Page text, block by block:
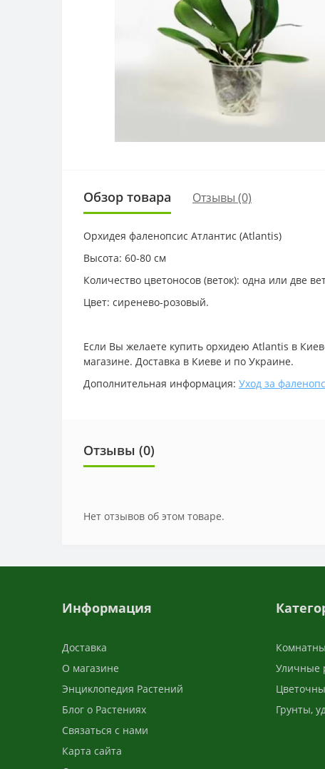
Обзор товара Отзывы (0)
Орхидея фаленопсис Атлантис (Atlantis)
Высота: 60-80 см
Количество цветоносов (веток): одна или две
Цвет: сиренево-розовый.
Если Вы желаете купить орхидею Atlantis в
магазине. Доставка в Киеве и по Украине.
Дополнительная информация: Уход за
Отзывы (0)
Нет отзывов об этом товаре.
Информация
Доставка
О магазине
Энциклопедия Растений
Блог о Растениях
Связаться с нами
Карта сайта
Уличные
Грунты,